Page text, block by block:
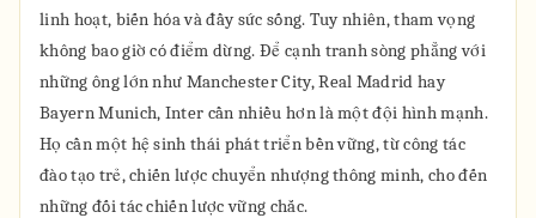
linh hoạt, biến hóa và đầy sức sống. Tuy nhiên, tham vọng
không bao giờ có điểm dừng. Để cạnh tranh sòng phẳng với
những ông lớn như Manchester City, Real Madrid hay
Bayern Munich, Inter cần nhiều hơn là một đội hình mạnh.
Họ cần một hệ sinh thái phát triển bền vững, từ công tác
đào tạo trẻ, chiến lược chuyển nhượng thông minh, cho đến
những đối tác chiến lược vững chắc.